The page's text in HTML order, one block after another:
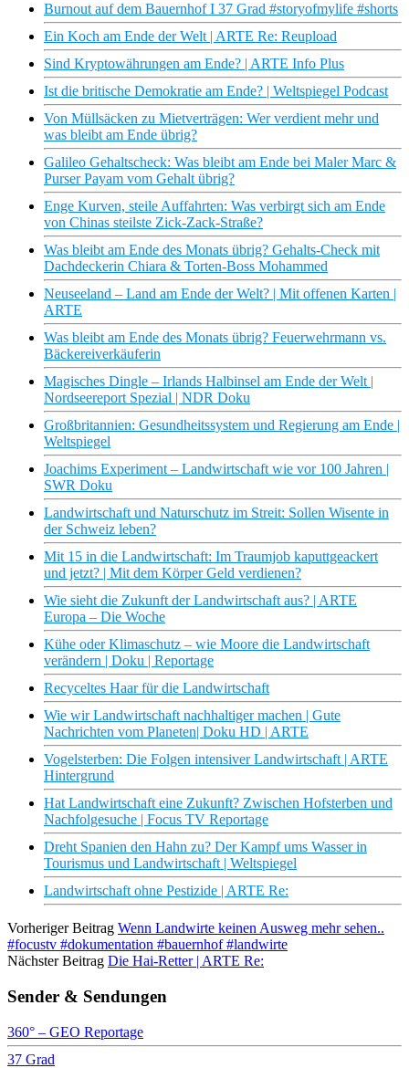
Burnout auf dem Bauernhof I 37 Grad #storyofmylife #shorts
Ein Koch am Ende der Welt | ARTE Re: Reupload
Sind Kryptowährungen am Ende? | ARTE Info Plus
Ist die britische Demokratie am Ende? | Weltspiegel Podcast
Von Müllsäcken zu Mietverträgen: Wer verdient mehr und
was bleibt am Ende übrig?
Galileo Gehaltscheck: Was bleibt am Ende bei Maler Marc &
Purser Payam vom Gehalt übrig?
Enge Kurven, steile Auffahrten: Was verbirgt sich am Ende
von Chinas steilste Zick-Zack-Straße?
Was bleibt am Ende des Monats übrig? Gehalts-Check mit
Dachdeckerin Chiara & Torten-Boss Mohammed
Neuseeland – Land am Ende der Welt? | Mit offenen Karten |
ARTE
Was bleibt am Ende des Monats übrig? Feuerwehrmann vs.
Bäckereiverkäuferin
Magisches Dingle – Irlands Halbinsel am Ende der Welt |
Nordseereport Spezial | NDR Doku
Großbritannien: Gesundheitssystem und Regierung am Ende |
Weltspiegel
Joachims Experiment – Landwirtschaft wie vor 100 Jahren |
SWR Doku
Landwirtschaft und Naturschutz im Streit: Sollen Wisente in
der Schweiz leben?
Mit 15 in die Landwirtschaft: Im Traumjob kaputtgeackert
und jetzt? | Mit dem Körper Geld verdienen?
Wie sieht die Zukunft der Landwirtschaft aus? | ARTE
Europa – Die Woche
Kühe oder Klimaschutz – wie Moore die Landwirtschaft
verändern | Doku | Reportage
Recyceltes Haar für die Landwirtschaft
Wie wir Landwirtschaft nachhaltiger machen | Gute
Nachrichten vom Planeten| Doku HD | ARTE
Vogelsterben: Die Folgen intensiver Landwirtschaft | ARTE
Hintergrund
Hat Landwirtschaft eine Zukunft? Zwischen Hofsterben und
Nachfolgesuche | Focus TV Reportage
Dreht Spanien den Hahn zu? Der Kampf ums Wasser in
Tourismus und Landwirtschaft | Weltspiegel
Landwirtschaft ohne Pestizide | ARTE Re:
Vorheriger Beitrag Wenn Landwirte keinen Ausweg mehr sehen..
#focustv #dokumentation #bauernhof #landwirte
Nächster Beitrag Die Hai-Retter | ARTE Re:
Sender & Sendungen
360° – GEO Reportage
37 Grad